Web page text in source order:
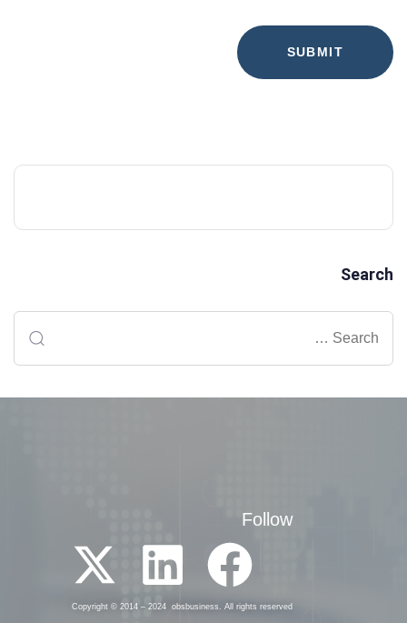
Search
Follow
Copyright © 2014 – 2024 obsbusiness. All rights reserved